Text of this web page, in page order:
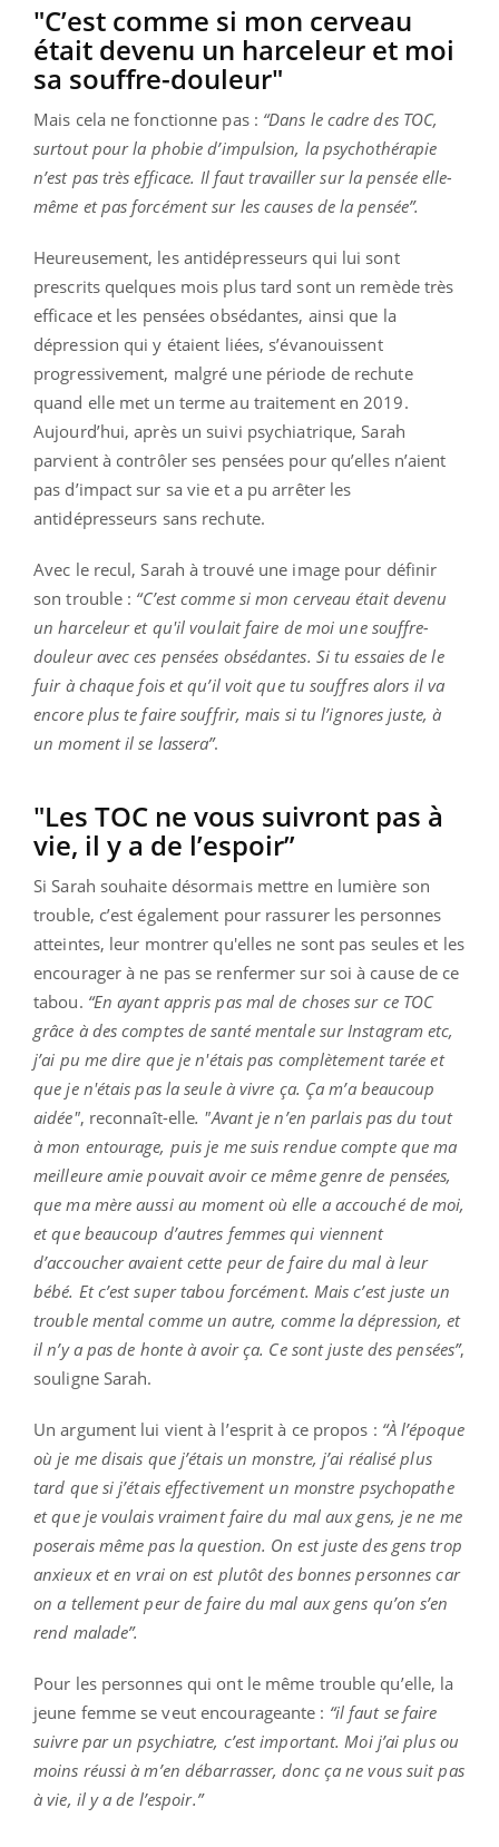
"C’est comme si mon cerveau
était devenu un harceleur et moi
sa souffre-douleur"
Mais cela ne fonctionne pas : “Dans le cadre des TOC,
surtout pour la phobie d’impulsion, la psychothérapie
n’est pas très efficace. Il faut travailler sur la pensée elle-
même et pas forcément sur les causes de la pensée”.
Heureusement, les antidépresseurs qui lui sont
prescrits quelques mois plus tard sont un remède très
efficace et les pensées obsédantes, ainsi que la
dépression qui y étaient liées, s’évanouissent
progressivement, malgré une période de rechute
quand elle met un terme au traitement en 2019.
Aujourd’hui, après un suivi psychiatrique, Sarah
parvient à contrôler ses pensées pour qu’elles n’aient
pas d’impact sur sa vie et a pu arrêter les
antidépresseurs sans rechute.
Avec le recul, Sarah à trouvé une image pour définir
son trouble : “C’est comme si mon cerveau était devenu
un harceleur et qu'il voulait faire de moi une souffre-
douleur avec ces pensées obsédantes. Si tu essaies de le
fuir à chaque fois et qu’il voit que tu souffres alors il va
encore plus te faire souffrir, mais si tu l’ignores juste, à
un moment il se lassera”.
"Les TOC ne vous suivront pas à
vie, il y a de l’espoir”
Si Sarah souhaite désormais mettre en lumière son
trouble, c’est également pour rassurer les personnes
atteintes, leur montrer qu'elles ne sont pas seules et les
encourager à ne pas se renfermer sur soi à cause de ce
tabou. “En ayant appris pas mal de choses sur ce TOC
grâce à des comptes de santé mentale sur Instagram etc,
j’ai pu me dire que je n'étais pas complètement tarée et
que je n'étais pas la seule à vivre ça. Ça m’a beaucoup
aidée", reconnaît-elle. "Avant je n’en parlais pas du tout
à mon entourage, puis je me suis rendue compte que ma
meilleure amie pouvait avoir ce même genre de pensées,
que ma mère aussi au moment où elle a accouché de moi,
et que beaucoup d’autres femmes qui viennent
d’accoucher avaient cette peur de faire du mal à leur
bébé. Et c’est super tabou forcément. Mais c’est juste un
trouble mental comme un autre, comme la dépression, et
il n’y a pas de honte à avoir ça. Ce sont juste des pensées”,
souligne Sarah.
Un argument lui vient à l’esprit à ce propos : “À l’époque
où je me disais que j’étais un monstre, j’ai réalisé plus
tard que si j’étais effectivement un monstre psychopathe
et que je voulais vraiment faire du mal aux gens, je ne me
poserais même pas la question. On est juste des gens trop
anxieux et en vrai on est plutôt des bonnes personnes car
on a tellement peur de faire du mal aux gens qu’on s’en
rend malade”.
Pour les personnes qui ont le même trouble qu’elle, la
jeune femme se veut encourageante : “il faut se faire
suivre par un psychiatre, c’est important. Moi j’ai plus ou
moins réussi à m’en débarrasser, donc ça ne vous suit pas
à vie, il y a de l’espoir.”